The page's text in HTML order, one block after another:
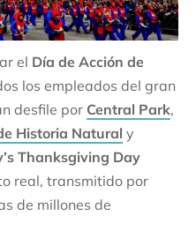
el Día de Acción de
los empleados del gran
desfile por Central Park,
Historia Natural y
Thanksgiving Day
real, transmitido por
de millones de